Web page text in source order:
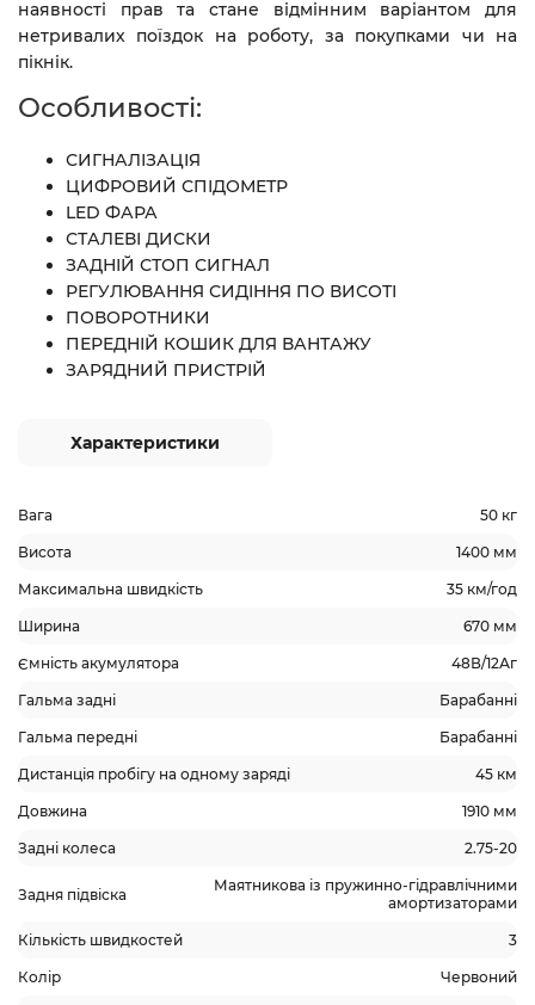
наявності прав та стане відмінним варіантом для
нетривалих поїздок на роботу, за покупками чи на
пікнік.
Особливості:
СИГНАЛІЗАЦІЯ
ЦИФРОВИЙ СПІДОМЕТР
LED ФАРА
СТАЛЕВІ ДИСКИ
ЗАДНІЙ СТОП СИГНАЛ
РЕГУЛЮВАННЯ СИДІННЯ ПО ВИСОТІ
ПОВОРОТНИКИ
ПЕРЕДНІЙ КОШИК ДЛЯ ВАНТАЖУ
ЗАРЯДНИЙ ПРИСТРІЙ
Характеристики
Вага 50 кг
Висота 1400 мм
Максимальна швидкість 35 км/год
Ширина 670 мм
Ємність акумулятора 48В/12Аг
Гальма задні Барабанні
Гальма передні Барабанні
Дистанція пробігу на одному заряді 45 км
Довжина 1910 мм
Задні колеса 2.75-20
Задня підвіска
Маятникова із пружинно-гідравлічними
амортизаторами
Кількість швидкостей 3
Колір Червоний